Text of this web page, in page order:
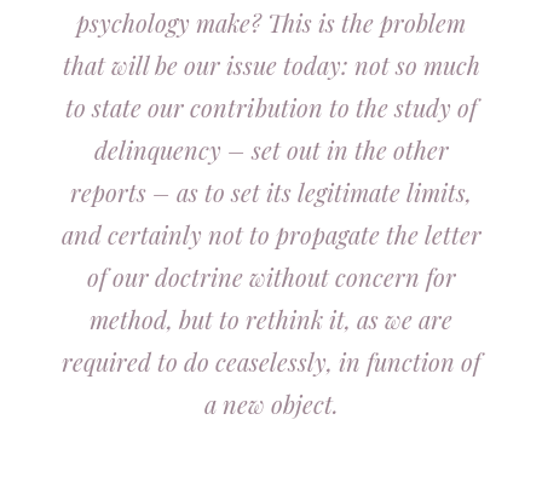
psychology make? This is the problem
that will be our issue today: not so much
to state our contribution to the study of
delinquency – set out in the other
reports – as to set its legitimate limits,
and certainly not to propagate the letter
of our doctrine without concern for
method, but to rethink it, as we are
required to do ceaselessly, in function of
a new object.